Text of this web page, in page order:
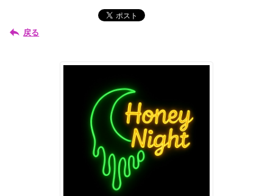
戻る